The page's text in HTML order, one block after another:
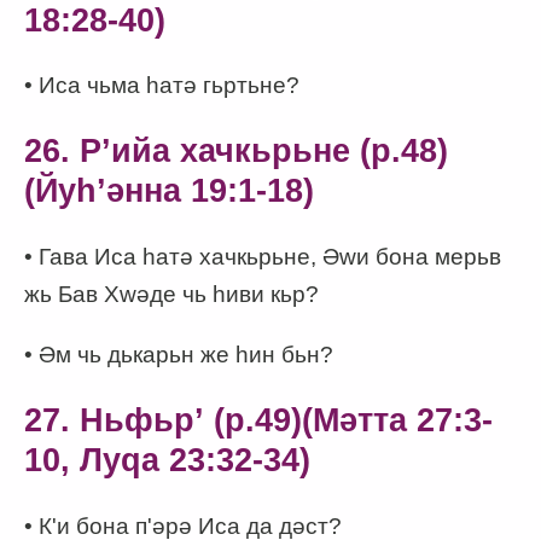
18:28-40)
• Иса чьма һатә гьртьне?
26. Рʼийа хачкьрьне (p.48)
(Йуһʼәнна 19:1-18)
• Гава Иса һатә хачкьрьне, Әwи бона мерьв
жь Бав Хwәде чь һиви кьр?
• Әм чь дькарьн же һин бьн?
27. Ньфьрʼ (p.49)(Мәтта 27:3-
10, Луqа 23:32-34)
• К'и бона п'әрә Иса да дәст?